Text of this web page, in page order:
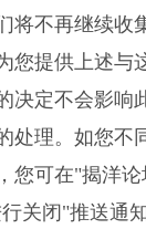
将不再继续收
您提供上述与
决定不会影响
处理。如您不
您可在"揭洋
关闭"推送通